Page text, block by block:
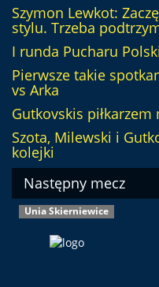
Szymon Lewkot:
stylu. Trzeba
I runda Pucharu
Pierwsze takie
vs Arka
Gutkovskis piłkarzem
Szota, Milewski i
kolejki
Następny mecz
Unia Skierniewice